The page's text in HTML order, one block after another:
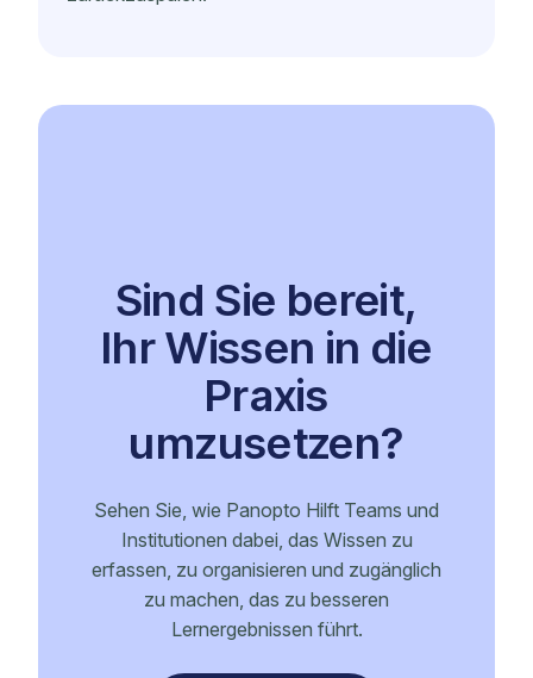
Sind Sie bereit,
Ihr Wissen in die
Praxis
umzusetzen?
Sehen Sie, wie Panopto Hilft Teams und
Institutionen dabei, das Wissen zu
erfassen, zu organisieren und zugänglich
zu machen, das zu besseren
Lernergebnissen führt.